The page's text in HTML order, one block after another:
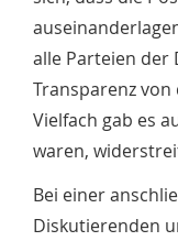
alle Parteien der
Transparenz
Vielfach gab es
waren,
Bei einer
Diskutierenden